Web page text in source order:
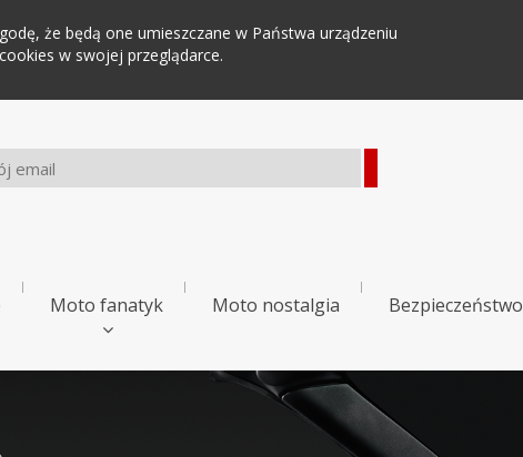
że będą one umieszczane w Państwa urządzeniu
w swojej przeglądarce.
Moto fanatyk Moto nostalgia Bezpieczeństwo